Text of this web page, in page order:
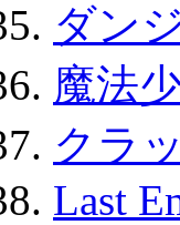
ダン
魔法
クラ
Last